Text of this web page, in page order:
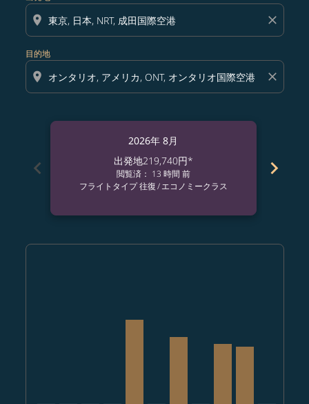
location_on close
目的地
location_on close
chevron_left
2026年 8月
出発地219,740円*
閲覧済： 13 時間 前
フライトタイプ 往復/ エコノミークラス
chevron_right